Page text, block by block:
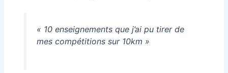
« 10 enseignements que j’ai pu tirer de
mes compétitions sur 10km »